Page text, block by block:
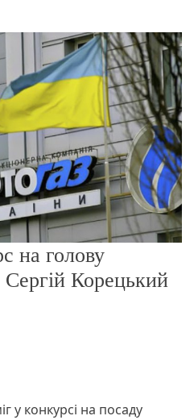
р
е
ж
и
м
у
на голову
Сергій Корецький
у конкурсі на посаду